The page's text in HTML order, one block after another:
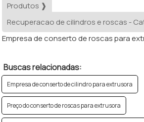
Produtos ❱
Recuperacao de cilindros e roscas -
Empresa de conserto de roscas para
Buscas relacionadas:
Empresa de conserto de cilindro para extrusora
Preço do conserto de roscas para extrusora